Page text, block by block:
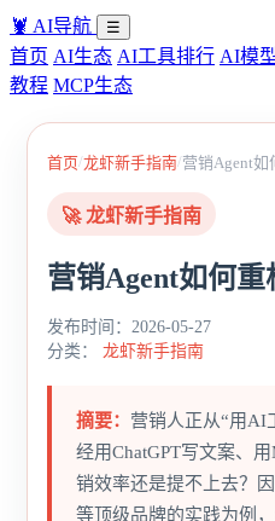
🦞 AI导航 ☰
首页 AI生态 AI工具排行 AI模
教程 MCP生态
首页/龙虾新手指南/营销Agent
🚀 龙虾新手指南
营销Agent如何
发布时间：2026-05-27
分类： 龙虾新手指南
摘要： 营销人正从“用AI
经用ChatGPT写文案、
销效率还是提不上去？
等顶级品牌的实践为例